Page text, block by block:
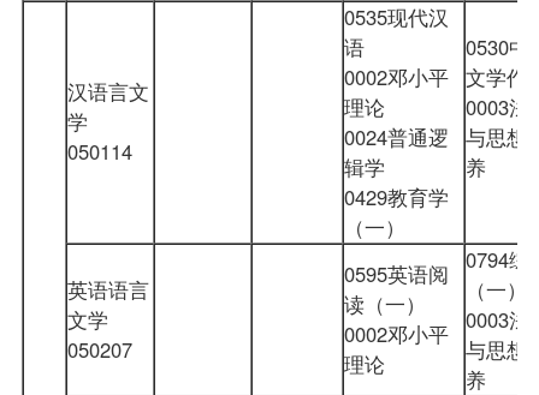
汉语言文
学
050114
0535现代汉
语
0002邓小平
理论
0024普通逻
辑学
0429教育学
（一）
0530中
文学作
0003法
与思想
养
英语语言
文学
050207
0595英语阅
读（一）
0002邓小平
理论
0794综
（一）
0003法
与思想
养